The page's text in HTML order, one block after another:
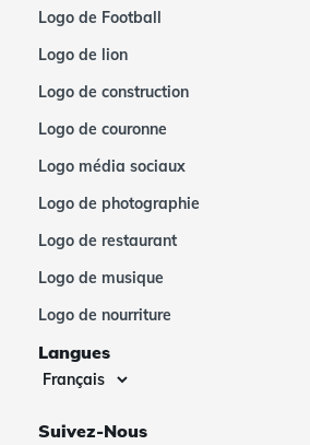
Logo de Football
Logo de lion
Logo de construction
Logo de couronne
Logo média sociaux
Logo de photographie
Logo de restaurant
Logo de musique
Logo de nourriture
Langues
Suivez-Nous